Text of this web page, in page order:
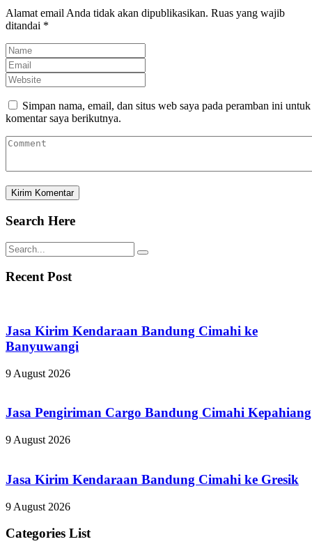
Alamat email Anda tidak akan dipublikasikan. Ruas yang wajib
ditandai *
Simpan nama, email, dan situs web saya pada peramban ini untuk
komentar saya berikutnya.
Search Here
Recent Post
Jasa Kirim Kendaraan Bandung Cimahi ke
Banyuwangi
9 August 2026
Jasa Pengiriman Cargo Bandung Cimahi Kepahiang
9 August 2026
Jasa Kirim Kendaraan Bandung Cimahi ke Gresik
9 August 2026
Categories List